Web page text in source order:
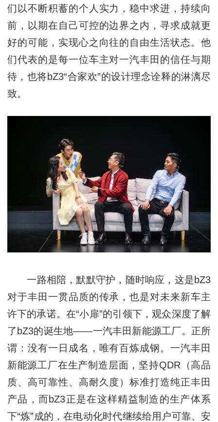
们以不断积蓄的个人实力，稳中求进，持续向
前，以期在自己可控的边界之内，寻求成就更
好的可能，实现心之向往的自由生活状态。他
们代表的是每一位车主对一汽丰田的信任与期
待，也将bZ3“合家欢”的设计理念诠释的淋漓尽
致。
一路相陪，默默守护，随时响应，这是bZ3
对于丰田一贯品质的传承，也是对未来新车主
许下的承诺。在“小扉”的引领下，观众深度了解
了bZ3的诞生地——一汽丰田新能源工厂。正所
谓：没有一日成名，唯有百炼成钢。一汽丰田
新能源工厂在生产制造层面，坚持QDR（高品
质、高可靠性、高耐久度）标准打造纯正丰田
产品，而bZ3正是在这样精益制造的生产体系
下“炼”成的，在电动化时代继续给用户可靠、安